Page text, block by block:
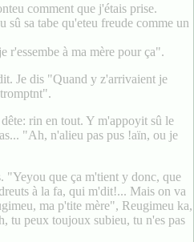
comment que j'étais prise.
sa tabe qu'eteu freude comme un
r'essembe à ma mère pour ça".
Je dis "Quand y z'arrivaient je
rin en tout. Y m'appoyit sû le
"Ah, n'alieu pas pus !aïn, ou je
"Yeyou que ça m'tient y donc, que
à la fa, qui m'dit!... Mais on va
ma p'tite mère", Reugimeu ka,
tu peux toujoux subieu, tu n'es pas